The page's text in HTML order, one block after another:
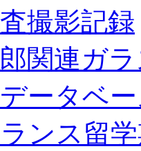
撮影記録
関連ガ
ータベ
ンス留